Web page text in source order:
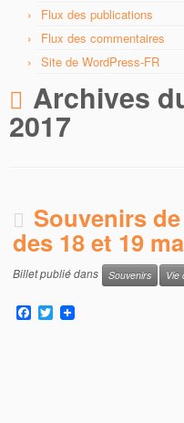
Flux des publications
Flux des commentaires
Site de WordPress-FR
Archives
2017
Souvenirs
des 18 et 19
Billet publié dans Souvenirs Vie
F
a
T
w